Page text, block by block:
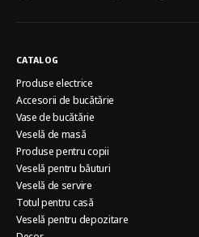
CATALOG
Produse electrice
Accesorii de bucătărie
Vase de bucătărie
Veselă de masă
Produse pentru copii
Veselă pentru băuturi
Veselă de servire
Totul pentru casă
Veselă pentru depozitare